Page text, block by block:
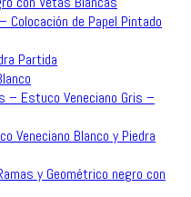
Colocación de Papel Pintado
Partida
– Estuco Veneciano Gris –
Veneciano Blanco y Piedra
y Geométrico negro con